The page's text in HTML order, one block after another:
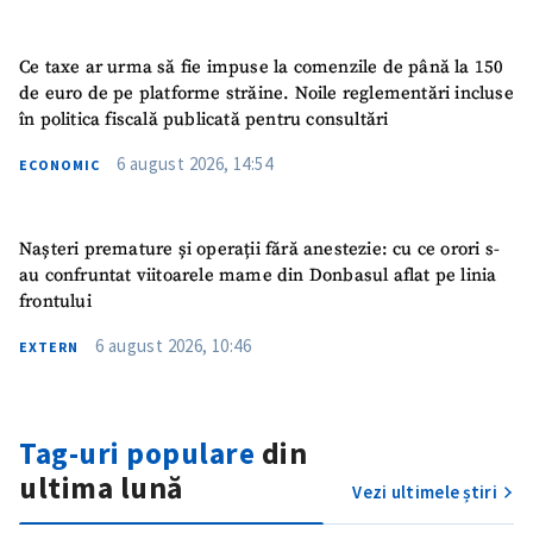
Ce taxe ar urma să fie impuse la comenzile de până la 150
de euro de pe platforme străine. Noile reglementări incluse
în politica fiscală publicată pentru consultări
ECONOMIC 6 august 2026, 14:54
Nașteri premature și operații fără anestezie: cu ce orori s-
au confruntat viitoarele mame din Donbasul aflat pe linia
frontului
EXTERN 6 august 2026, 10:46
Tag-uri populare din
ultima lună
Vezi ultimele știri